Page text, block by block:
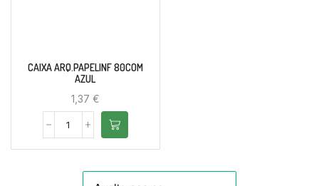
CAIXA ARQ.PAPELINF 80COM
AZUL
1,37 €